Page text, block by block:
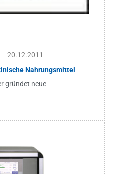
20.12.2011
Nahrungsmittel
gründet neue